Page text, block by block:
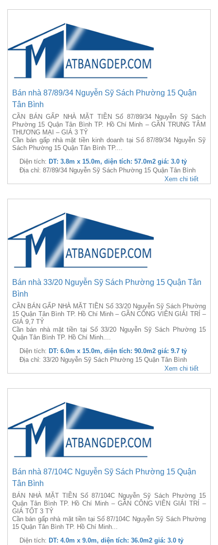
Bán nhà 87/89/34 Nguyễn Sỹ Sách Phường 15 Quận
Tân Bình
CẦN BÁN GẤP NHÀ MẶT TIỀN Số 87/89/34 Nguyễn Sỹ Sách
Phường 15 Quận Tân Bình TP. Hồ Chí Minh – GẦN TRUNG TÂM
THƯƠNG MẠI – GIÁ 3 TỶ
Cần bán gấp nhà mặt tiền kinh doanh tại Số 87/89/34 Nguyễn Sỹ
Sách Phường 15 Quận Tân Bình TP....
Diện tích: DT: 3.8m x 15.0m, diện tích: 57.0m2 giá: 3.0 tỷ
Địa chỉ: 87/89/34 Nguyễn Sỹ Sách Phường 15 Quận Tân Bình
Xem chi tiết
Bán nhà 33/20 Nguyễn Sỹ Sách Phường 15 Quận Tân
Bình
CẦN BÁN GẤP NHÀ MẶT TIỀN Số 33/20 Nguyễn Sỹ Sách Phường
15 Quận Tân Bình TP. Hồ Chí Minh – GẦN CÔNG VIÊN GIẢI TRÍ –
GIÁ 9,7 TỶ
Cần bán nhà mặt tiền tại Số 33/20 Nguyễn Sỹ Sách Phường 15
Quận Tân Bình TP. Hồ Chí Minh....
Diện tích: DT: 6.0m x 15.0m, diện tích: 90.0m2 giá: 9.7 tỷ
Địa chỉ: 33/20 Nguyễn Sỹ Sách Phường 15 Quận Tân Bình
Xem chi tiết
Bán nhà 87/104C Nguyễn Sỹ Sách Phường 15 Quận
Tân Bình
BÁN NHÀ MẶT TIỀN Số 87/104C Nguyễn Sỹ Sách Phường 15
Quận Tân Bình TP. Hồ Chí Minh – GẦN CÔNG VIÊN GIẢI TRÍ –
GIÁ TỐT 3 TỶ
Cần bán gấp nhà mặt tiền tại Số 87/104C Nguyễn Sỹ Sách Phường
15 Quận Tân Bình TP. Hồ Chí Minh...
Diện tích: DT: 4.0m x 9.0m, diện tích: 36.0m2 giá: 3.0 tỷ